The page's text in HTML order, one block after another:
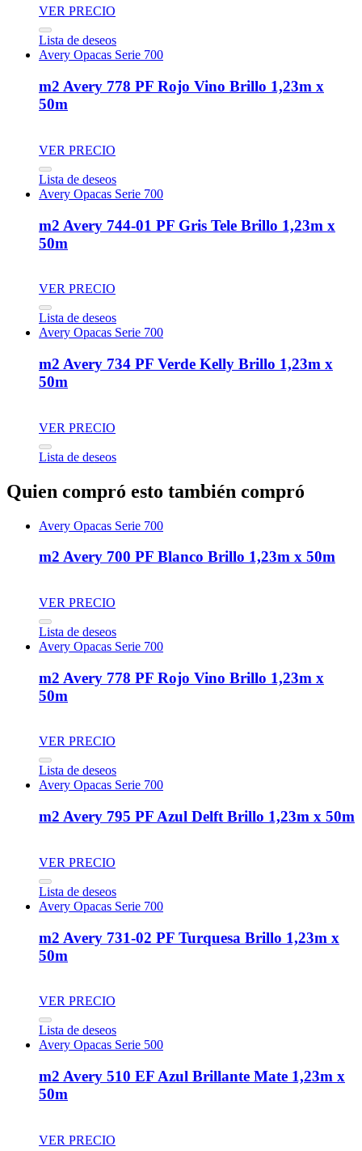
VER PRECIO
Lista de deseos
Avery Opacas Serie 700
m2 Avery 778 PF Rojo Vino Brillo 1,23m x
50m
VER PRECIO
Lista de deseos
Avery Opacas Serie 700
m2 Avery 744-01 PF Gris Tele Brillo 1,23m x
50m
VER PRECIO
Lista de deseos
Avery Opacas Serie 700
m2 Avery 734 PF Verde Kelly Brillo 1,23m x
50m
VER PRECIO
Lista de deseos
Quien compró esto también compró
Avery Opacas Serie 700
m2 Avery 700 PF Blanco Brillo 1,23m x 50m
VER PRECIO
Lista de deseos
Avery Opacas Serie 700
m2 Avery 778 PF Rojo Vino Brillo 1,23m x
50m
VER PRECIO
Lista de deseos
Avery Opacas Serie 700
m2 Avery 795 PF Azul Delft Brillo 1,23m x 50m
VER PRECIO
Lista de deseos
Avery Opacas Serie 700
m2 Avery 731-02 PF Turquesa Brillo 1,23m x
50m
VER PRECIO
Lista de deseos
Avery Opacas Serie 500
m2 Avery 510 EF Azul Brillante Mate 1,23m x
50m
VER PRECIO